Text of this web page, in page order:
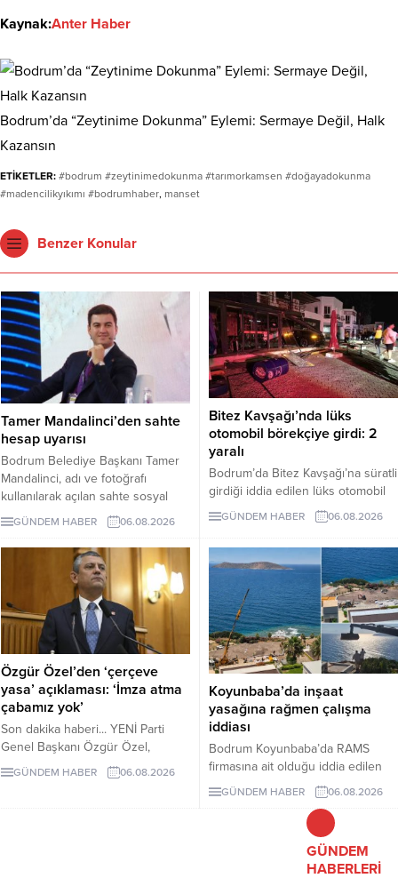
Kaynak:Anter Haber
Bodrum’da “Zeytinime Dokunma” Eylemi: Sermaye Değil, Halk
Kazansın
ETİKETLER: #bodrum #zeytinimedokunma #tarımorkamsen #doğayadokunma
#madencilikyıkımı #bodrumhaber, manset
Benzer Konular
Tamer Mandalinci’den sahte
hesap uyarısı
Bodrum Belediye Başkanı Tamer
Mandalinci, adı ve fotoğrafı
kullanılarak açılan sahte sosyal
medya hesaplarına karşı uyarıda
bulundu. Mandalinci, tek resmî
hesabının @tamermandalinci
olduğunu açıkladı.
GÜNDEM HABER 06.08.2026
Bitez Kavşağı’nda lüks
otomobil börekçiye girdi: 2
yaralı
Bodrum’da Bitez Kavşağı’na süratli
girdiği iddia edilen lüks otomobil
börekçiye girdi. Kazada sürücü ve
GÜNDEM HABER 06.08.2026
Özgür Özel’den ‘çerçeve
yasa’ açıklaması: ‘İmza atma
çabamız yok’
Son dakika haberi... YENİ Parti
Genel Başkanı Özgür Özel,
çerçeve yasanın özensiz
hazırlandığını vurgulayarak "İmza
GÜNDEM HABER 06.08.2026
Koyunbaba’da inşaat
yasağına rağmen çalışma
iddiası
Bodrum Koyunbaba’da RAMS
firmasına ait olduğu iddia edilen
alanda, inşaat yasağı döneminde
peyzaj, yol yapımı ve satıh
düzeltme çalışmaları yapıldığı ileri
GÜNDEM HABER 06.08.2026
GÜNDEM
HABERLERİ